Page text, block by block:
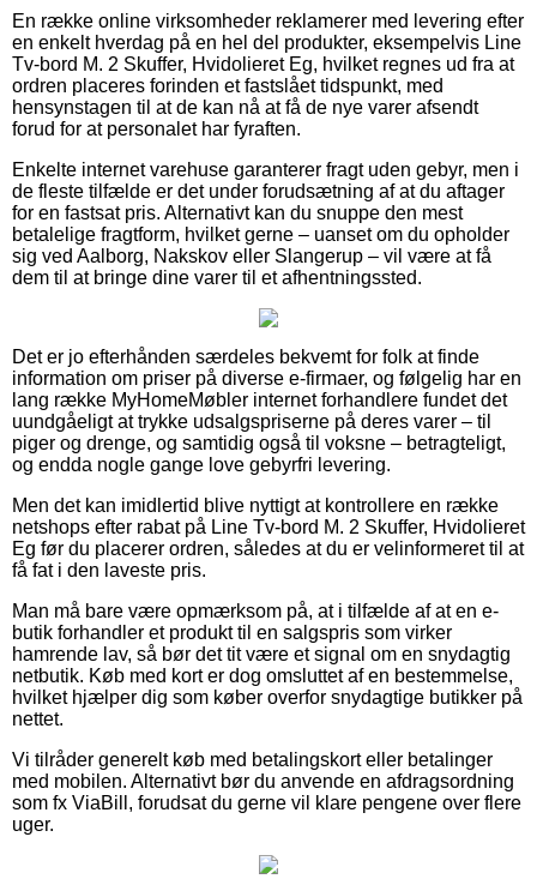
En række online virksomheder reklamerer med levering efter
en enkelt hverdag på en hel del produkter, eksempelvis Line
Tv-bord M. 2 Skuffer, Hvidolieret Eg, hvilket regnes ud fra at
ordren placeres forinden et fastslået tidspunkt, med
hensynstagen til at de kan nå at få de nye varer afsendt
forud for at personalet har fyraften.
Enkelte internet varehuse garanterer fragt uden gebyr, men i
de fleste tilfælde er det under forudsætning af at du aftager
for en fastsat pris. Alternativt kan du snuppe den mest
betalelige fragtform, hvilket gerne – uanset om du opholder
sig ved Aalborg, Nakskov eller Slangerup – vil være at få
dem til at bringe dine varer til et afhentningssted.
Det er jo efterhånden særdeles bekvemt for folk at finde
information om priser på diverse e-firmaer, og følgelig har en
lang række MyHomeMøbler internet forhandlere fundet det
uundgåeligt at trykke udsalgspriserne på deres varer – til
piger og drenge, og samtidig også til voksne – betragteligt,
og endda nogle gange love gebyrfri levering.
Men det kan imidlertid blive nyttigt at kontrollere en række
netshops efter rabat på Line Tv-bord M. 2 Skuffer, Hvidolieret
Eg før du placerer ordren, således at du er velinformeret til at
få fat i den laveste pris.
Man må bare være opmærksom på, at i tilfælde af at en e-
butik forhandler et produkt til en salgspris som virker
hamrende lav, så bør det tit være et signal om en snydagtig
netbutik. Køb med kort er dog omsluttet af en bestemmelse,
hvilket hjælper dig som køber overfor snydagtige butikker på
nettet.
Vi tilråder generelt køb med betalingskort eller betalinger
med mobilen. Alternativt bør du anvende en afdragsordning
som fx ViaBill, forudsat du gerne vil klare pengene over flere
uger.